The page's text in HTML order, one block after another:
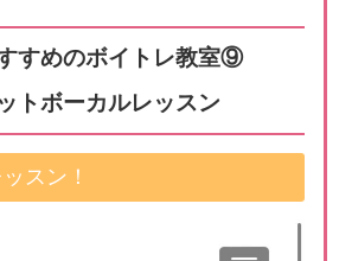
すめのボイトレ教室⑨
トボーカルレッスン
スン！